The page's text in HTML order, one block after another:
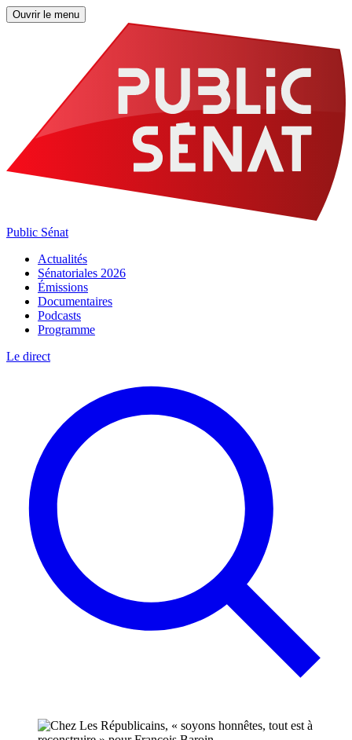
Ouvrir le menu
Public Sénat
Actualités
Sénatoriales 2026
Émissions
Documentaires
Podcasts
Programme
Le direct